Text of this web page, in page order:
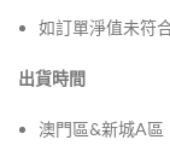
如訂單淨值未符
出貨時間
澳門區&新城A區